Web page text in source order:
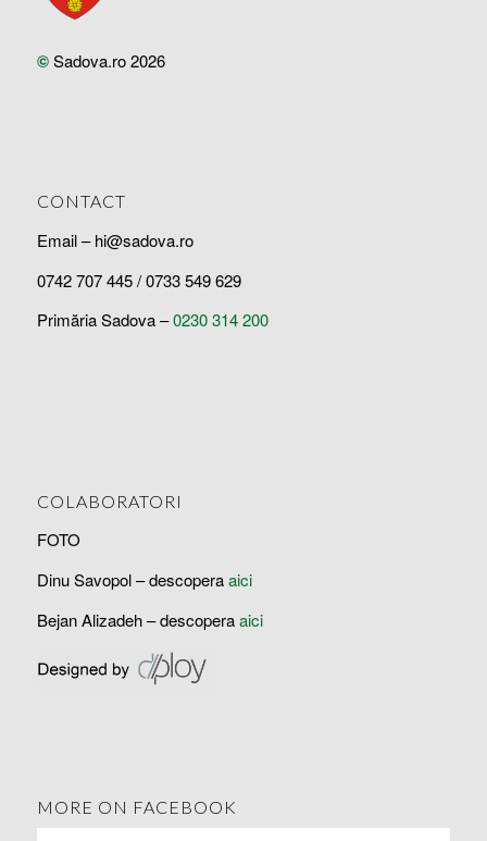
©Sadova.ro 2026
CONTACT
Email – hi@sadova.ro
0742 707 445 / 0733 549 629
Primăria Sadova –0230 314 200
COLABORATORI
FOTO
Dinu Savopol – descoperaaici
Bejan Alizadeh – descoperaaici
MORE ON FACEBOOK